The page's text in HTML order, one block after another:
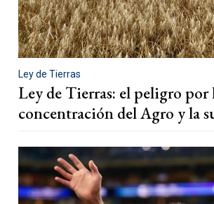
Ley de Tierras
Ley de Tierras: el peligro por
concentración del Agro y la